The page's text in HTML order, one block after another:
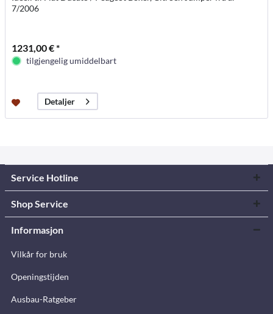
7/2006
1231,00 € *
tilgjengelig umiddelbart
Detaljer
Service Hotline
Shop Service
Informasjon
Vilkår for bruk
Openingstijden
Ausbau-Ratgeber